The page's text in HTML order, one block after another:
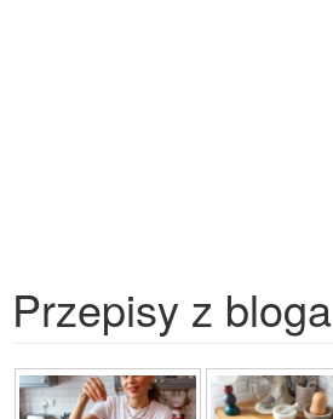
Przepisy z bloga